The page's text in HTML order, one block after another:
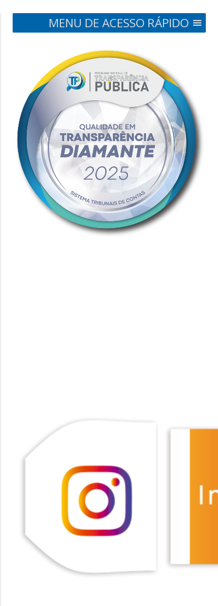
MENU DE ACESSO RÁPIDO